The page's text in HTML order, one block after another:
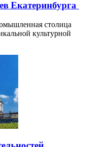
Екатеринбурга
столица
культурной